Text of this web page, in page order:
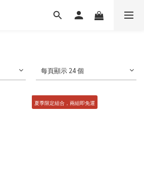
每頁顯示 24 個
夏季限定組合，兩組即免運